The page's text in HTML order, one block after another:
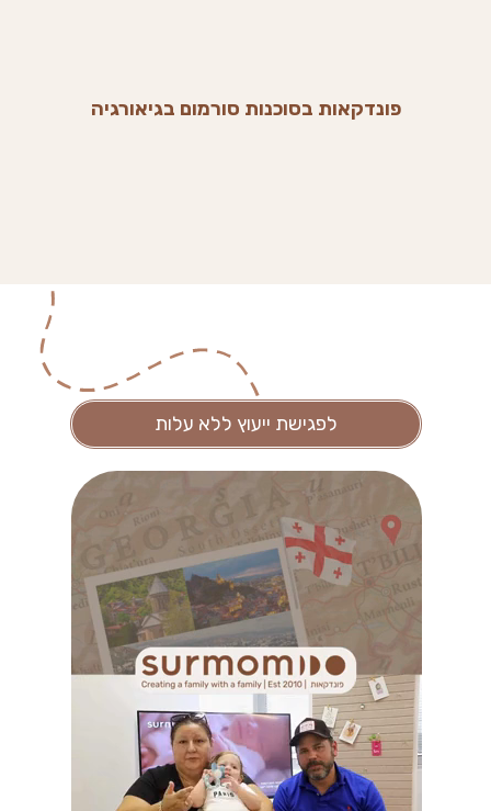
פונדקאות בסוכנות סורמום בגיאורגיה
לפגישת ייעוץ ללא עלות